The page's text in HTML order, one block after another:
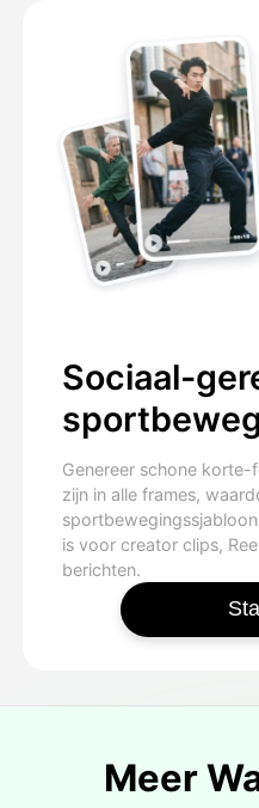
Sociaal-
Genereer schone
zijn in alle frames,
is voor creator clips,
berichten.
Meer